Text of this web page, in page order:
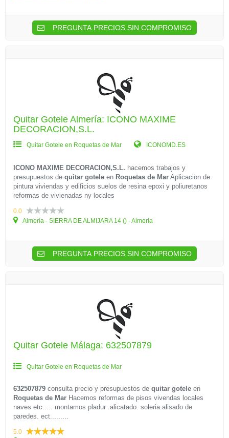
PREGUNTA PRECIOS SIN COMPROMISO
Quitar Gotele Almería: ICONO MAXIME
DECORACION,S.L.
Quitar Gotele en Roquetas de Mar ICONOMD.ES
ICONO MAXIME DECORACION,S.L. hacemos trabajos y
presupuestos de quitar gotele en Roquetas de Mar Aplicacion de
pintura viviendas y edificios suelos de resina epoxi y poliuretanos
reformas de vivienadas ny locales
0.0
Almería - SIERRA DE ALMIJARA 14 () - Almería
PREGUNTA PRECIOS SIN COMPROMISO
Quitar Gotele Málaga: 632507879
Quitar Gotele en Roquetas de Mar
632507879 consulta precio y presupuestos de quitar gotele en
Roquetas de Mar Hacemos reformas de pisos vivendas locales
naves etc..... montamos pladur .alicatado. soleria.alisado de
paredes. ect.........
5.0